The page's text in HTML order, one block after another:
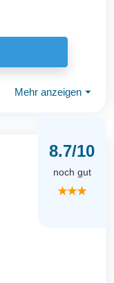
Mehr anzeigen ⏷
8.7/10
noch gut
★★★